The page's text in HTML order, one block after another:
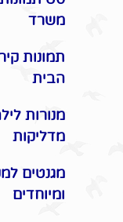
משרד
תמונות
הבית
מנורות
מדליקות
מגנטים
ומיוחדים